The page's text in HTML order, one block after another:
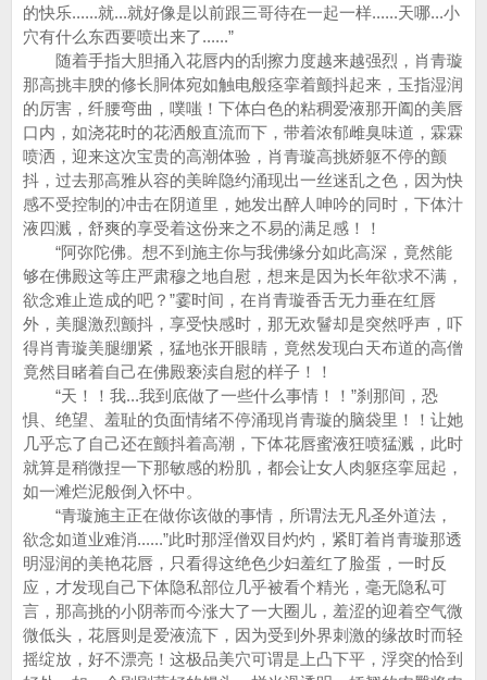
的快乐......就...就好像是以前跟三哥待在一起一样......天哪...小
穴有什么东西要喷出来了......”
随着手指大胆捅入花唇内的刮擦力度越来越强烈，肖青璇
那高挑丰腴的修长胴体宛如触电般痉挛着颤抖起来，玉指湿润
的厉害，纤腰弯曲，噗嗤！下体白色的粘稠爱液那开阖的美唇
口内，如浇花时的花洒般直流而下，带着浓郁雌臭味道，霖霖
喷洒，迎来这次宝贵的高潮体验，肖青璇高挑娇躯不停的颤
抖，过去那高雅从容的美眸隐约涌现出一丝迷乱之色，因为快
感不受控制的冲击在阴道里，她发出醉人呻吟的同时，下体汁
液四溅，舒爽的享受着这份来之不易的满足感！！
“阿弥陀佛。想不到施主你与我佛缘分如此高深，竟然能
够在佛殿这等庄严肃穆之地自慰，想来是因为长年欲求不满，
欲念难止造成的吧？”霎时间，在肖青璇香舌无力垂在红唇
外，美腿激烈颤抖，享受快感时，那无欢鬙却是突然呼声，吓
得肖青璇美腿绷紧，猛地张开眼睛，竟然发现白天布道的高僧
竟然目睹着自己在佛殿亵渎自慰的样子！！
“天！！我...我到底做了一些什么事情！！”刹那间，恐
惧、绝望、羞耻的负面情绪不停涌现肖青璇的脑袋里！！让她
几乎忘了自己还在颤抖着高潮，下体花唇蜜液狂喷猛溅，此时
就算是稍微捏一下那敏感的粉肌，都会让女人肉躯痉挛屈起，
如一滩烂泥般倒入怀中。
“青璇施主正在做你该做的事情，所谓法无凡圣外道法，
欲念如道业难消......”此时那淫僧双目灼灼，紧盯着肖青璇那透
明湿润的美艳花唇，只看得这绝色少妇羞红了脸蛋，一时反
应，才发现自己下体隐私部位几乎被看个精光，毫无隐私可
言，那高挑的小阴蒂而今涨大了一大圈儿，羞涩的迎着空气微
微低头，花唇则是爱液流下，因为受到外界刺激的缘故时而轻
摇绽放，好不漂亮！这极品美穴可谓是上凸下平，浮突的恰到